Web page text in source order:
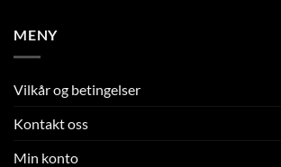
MENY
Vilkår og betingelser
Kontakt oss
Min konto